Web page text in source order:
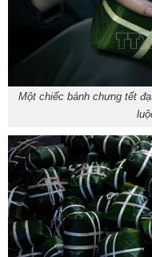
Một chiếc bánh chưng tết